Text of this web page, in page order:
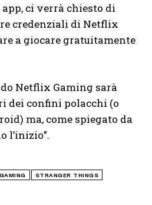
ci verrà chiesto di
credenziali di Netflix
a giocare gratuitamente
Netflix Gaming sarà
dei confini polacchi (o
ma, come spiegato da
l’inizio”.
STRANGER THINGS